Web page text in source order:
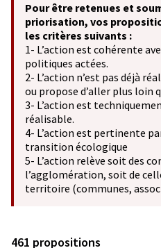
Pour être retenues et
priorisation, vos
les critères suivants :
1- L’action est cohérente
politiques actées.
2- L’action n’est pas déjà
ou propose d’aller plus loin
3- L’action est
réalisable.
4- L’action est pertinente
transition écologique
5- L’action relève soit des
l’agglomération, soit de
territoire (communes,
461 propositions